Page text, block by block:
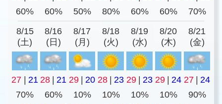
60%
60% 50% 80% 60% 60% 70%
8/15
(土)
8/16
(日)
8/17
(月)
8/18
(火)
8/19
(水)
8/20
(木)
8/21
(金)
27 | 21 28 | 21 29 | 20 28 | 23 29 | 23 29 | 24 27 | 24
70%
60% 10% 10% 10% 10%
90%